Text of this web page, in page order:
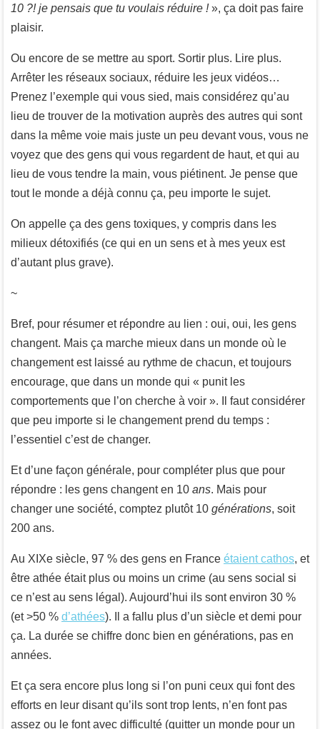
10 ?! je pensais que tu voulais réduire !», ça doit pas faire
plaisir.
Ou encore de se mettre au sport. Sortir plus. Lire plus.
Arrêter les réseaux sociaux, réduire les jeux vidéos…
Prenez l’exemple qui vous sied, mais considérez qu’au
lieu de trouver de la motivation auprès des autres qui sont
dans la même voie mais juste un peu devant vous, vous ne
voyez que des gens qui vous regardent de haut, et qui au
lieu de vous tendre la main, vous piétinent. Je pense que
tout le monde a déjà connu ça, peu importe le sujet.
On appelle ça des gens toxiques, y compris dans les
milieux détoxifiés (ce qui en un sens et à mes yeux est
d’autant plus grave).
~
Bref, pour résumer et répondre au lien : oui, oui, les gens
changent. Mais ça marche mieux dans un monde où le
changement est laissé au rythme de chacun, et toujours
encourage, que dans un monde qui « punit les
comportements que l’on cherche à voir ». Il faut considérer
que peu importe si le changement prend du temps :
l’essentiel c’est de changer.
Et d’une façon générale, pour compléter plus que pour
répondre : les gens changent en 10 ans. Mais pour
changer une société, comptez plutôt 10 générations, soit
200 ans.
Au XIXe siècle, 97 % des gens en France étaient cathos, et
être athée était plus ou moins un crime (au sens social si
ce n’est au sens légal). Aujourd’hui ils sont environ 30 %
(et >50 % d’athées). Il a fallu plus d’un siècle et demi pour
ça. La durée se chiffre donc bien en générations, pas en
années.
Et ça sera encore plus long si l’on puni ceux qui font des
efforts en leur disant qu’ils sont trop lents, n’en font pas
assez ou le font avec difficulté (quitter un monde pour un